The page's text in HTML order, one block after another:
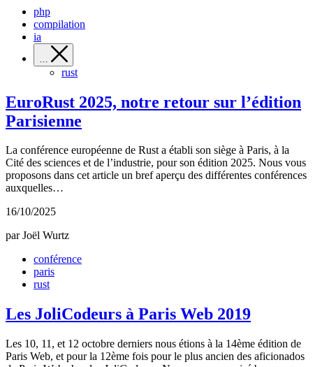
php
compilation
ia
rust
EuroRust 2025, notre retour sur l’édition
Parisienne
La conférence européenne de Rust a établi son siège à Paris, à la
Cité des sciences et de l’industrie, pour son édition 2025. Nous vous
proposons dans cet article un bref aperçu des différentes conférences
auxquelles…
16/10/2025
par Joël Wurtz
conférence
paris
rust
Les JoliCodeurs à Paris Web 2019
Les 10, 11, et 12 octobre derniers nous étions à la 14ème édition de
Paris Web, et pour la 12ème fois pour le plus ancien des aficionados